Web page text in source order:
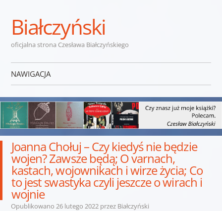
Białczyński
oficjalna strona Czesława Białczyńskiego
NAWIGACJA
Joanna Chołuj – Czy kiedyś nie będzie
wojen? Zawsze będą; O varnach,
kastach, wojownikach i wirze życia; Co
to jest swastyka czyli jeszcze o wirach i
wojnie
Opublikowano 26 lutego 2022przez Białczyński